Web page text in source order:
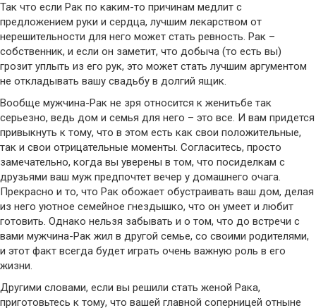
Так что если Рак по каким-то причинам медлит с
предложением руки и сердца, лучшим лекарством от
нерешительности для него может стать ревность. Рак –
собственник, и если он заметит, что добыча (то есть вы)
грозит уплыть из его рук, это может стать лучшим аргументом
не откладывать вашу свадьбу в долгий ящик.
Вообще мужчина-Рак не зря относится к женитьбе так
серьезно, ведь дом и семья для него – это все. И вам придется
привыкнуть к тому, что в этом есть как свои положительные,
так и свои отрицательные моменты. Согласитесь, просто
замечательно, когда вы уверены в том, что посиделкам с
друзьями ваш муж предпочтет вечер у домашнего очага.
Прекрасно и то, что Рак обожает обустраивать ваш дом, делая
из него уютное семейное гнездышко, что он умеет и любит
готовить. Однако нельзя забывать и о том, что до встречи с
вами мужчина-Рак жил в другой семье, со своими родителями,
и этот факт всегда будет играть очень важную роль в его
жизни.
Другими словами, если вы решили стать женой Рака,
приготовьтесь к тому, что вашей главной соперницей отныне